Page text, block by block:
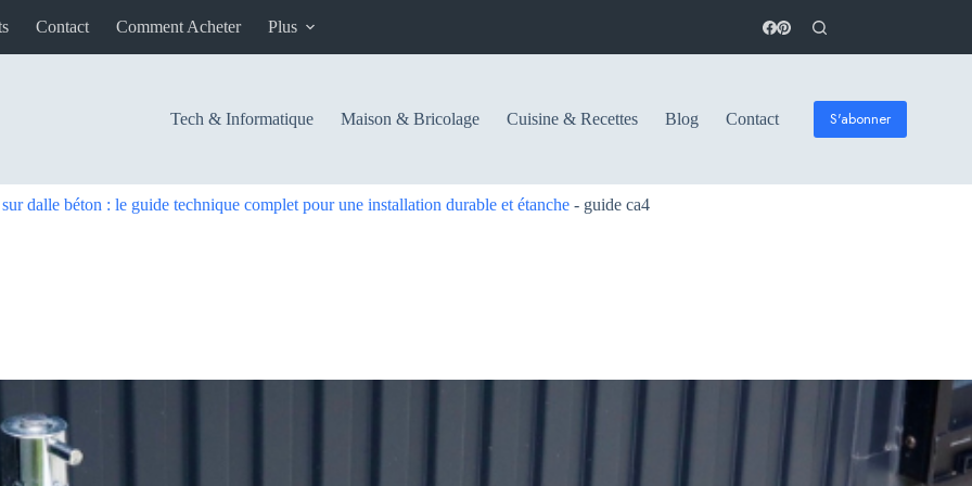
Contact Comment Acheter Plus
Tech & Informatique Maison & Bricolage Cuisine & Recettes Blog Contact S'abonner
dalle béton : le guide technique complet pour une installation durable et étanche - guide ca4